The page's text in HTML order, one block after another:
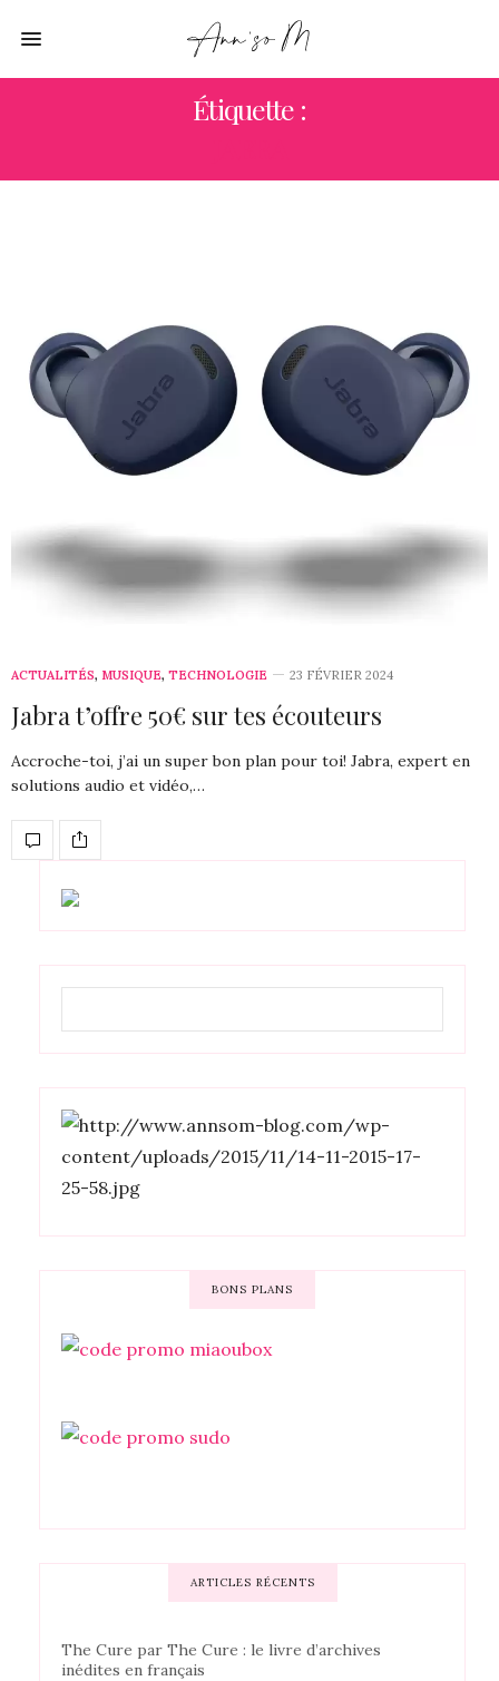
Étiquette :
ACTUALITÉS, MUSIQUE, TECHNOLOGIE 23 FÉVRIER 2024
Jabra t’offre 50€ sur tes écouteurs
Accroche-toi, j’ai un super bon plan pour toi! Jabra, expert en
solutions audio et vidéo,…
BONS PLANS
ARTICLES RÉCENTS
The Cure par The Cure : le livre d’archives
inédites en français